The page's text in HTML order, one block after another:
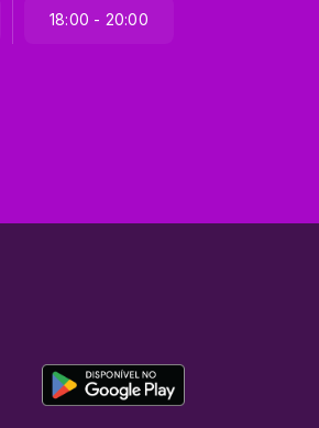
18:00 - 20:00